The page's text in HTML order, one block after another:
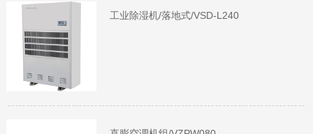
工业除湿机/落地式/VSD-L240